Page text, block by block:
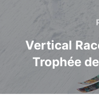
Vertical
Trophée